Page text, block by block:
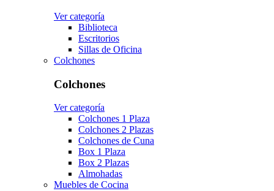
Ver categoría
Biblioteca
Escritorios
Sillas de Oficina
Colchones
Colchones
Ver categoría
Colchones 1 Plaza
Colchones 2 Plazas
Colchones de Cuna
Box 1 Plaza
Box 2 Plazas
Almohadas
Muebles de Cocina